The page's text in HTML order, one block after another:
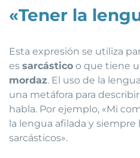
«Tener la
Esta expresión se utiliza
es sarcástico o que tiene
mordaz. El uso de la
una metáfora para
habla. Por ejemplo, «Mi
la lengua afilada y
sarcásticos».